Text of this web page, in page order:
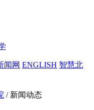
闻网 ENGLISH 智慧北
/ 新闻动态